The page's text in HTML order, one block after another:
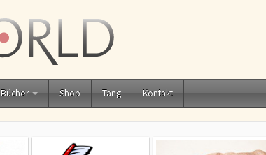
Bücher Shop Tang Kontakt